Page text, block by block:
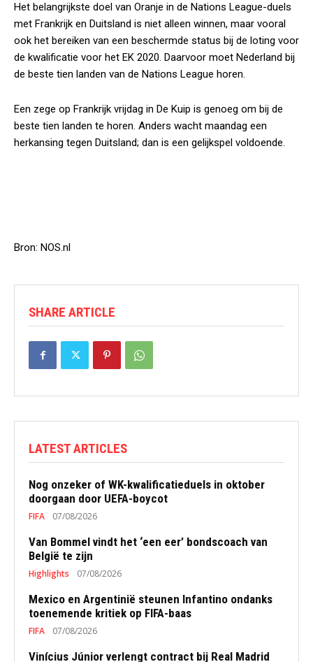
Het belangrijkste doel van Oranje in de Nations League-duels
met Frankrijk en Duitsland is niet alleen winnen, maar vooral
ook het bereiken van een beschermde status bij de loting voor
de kwalificatie voor het EK 2020. Daarvoor moet Nederland bij
de beste tien landen van de Nations League horen.
Een zege op Frankrijk vrijdag in De Kuip is genoeg om bij de
beste tien landen te horen. Anders wacht maandag een
herkansing tegen Duitsland; dan is een gelijkspel voldoende.
Bron: NOS.nl
SHARE ARTICLE
LATEST ARTICLES
Nog onzeker of WK-kwalificatieduels in oktober
doorgaan door UEFA-boycot
FIFA 07/08/2026
Van Bommel vindt het ‘een eer’ bondscoach van
België te zijn
Highlights 07/08/2026
Mexico en Argentinië steunen Infantino ondanks
toenemende kritiek op FIFA-baas
FIFA 07/08/2026
Vinícius Júnior verlengt contract bij Real Madrid